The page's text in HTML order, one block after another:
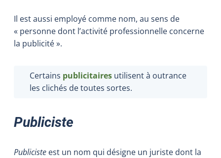
Il est aussi employé comme nom, au sens de
« personne dont l’activité professionnelle concerne
la publicité ».
Certains publicitaires utilisent à outrance
les clichés de toutes sortes.
Publiciste
Publiciste est un nom qui désigne un juriste dont la